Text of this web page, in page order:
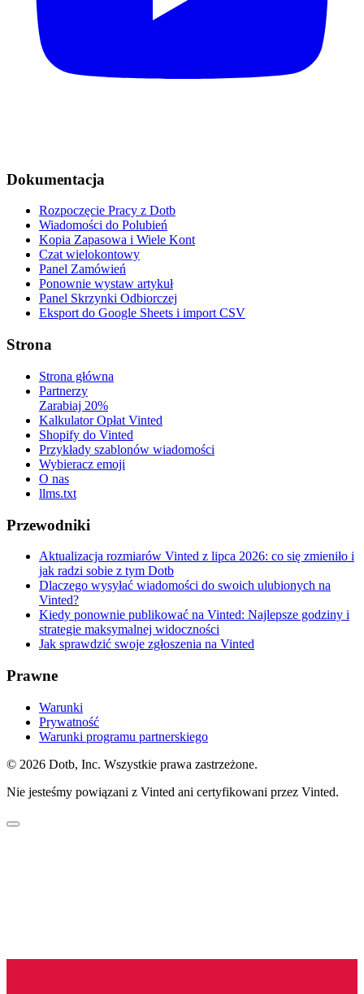
Dokumentacja
Rozpoczęcie Pracy z Dotb
Wiadomości do Polubień
Kopia Zapasowa i Wiele Kont
Czat wielokontowy
Panel Zamówień
Ponownie wystaw artykuł
Panel Skrzynki Odbiorczej
Eksport do Google Sheets i import CSV
Strona
Strona główna
Partnerzy
Zarabiaj 20%
Kalkulator Opłat Vinted
Shopify do Vinted
Przykłady szablonów wiadomości
Wybieracz emoji
O nas
llms.txt
Przewodniki
Aktualizacja rozmiarów Vinted z lipca 2026: co się zmieniło i
jak radzi sobie z tym Dotb
Dlaczego wysyłać wiadomości do swoich ulubionych na
Vinted?
Kiedy ponownie publikować na Vinted: Najlepsze godziny i
strategie maksymalnej widoczności
Jak sprawdzić swoje zgłoszenia na Vinted
Prawne
Warunki
Prywatność
Warunki programu partnerskiego
© 2026 Dotb, Inc. Wszystkie prawa zastrzeżone.
Nie jesteśmy powiązani z Vinted ani certyfikowani przez Vinted.